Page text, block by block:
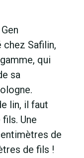
Safilin,
qui
sa
lin, il faut
Une
de
de fils !